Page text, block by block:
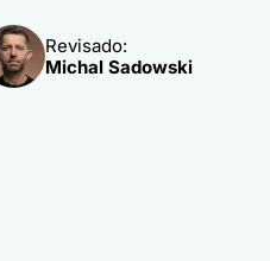
Revisado:
Michal Sadowski